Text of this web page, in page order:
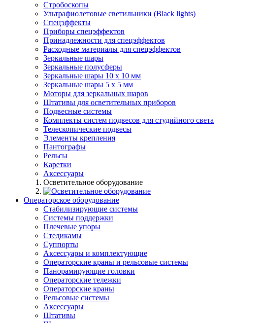
Стробоскопы
Ультрафиолетовые светильники (Black lights)
Спецэффекты
Приборы спецэффектов
Принадлежности для спецэффектов
Расходные материалы для спецэффектов
Зеркальные шары
Зеркальные полусферы
Зеркальные шары 10 х 10 мм
Зеркальные шары 5 х 5 мм
Моторы для зеркальных шаров
Штативы для осветительных приборов
Подвесные системы
Комплекты систем подвесов для студийного света
Телескопические подвесы
Элементы крепления
Пантографы
Рельсы
Каретки
Аксессуары
Осветительное оборудование
Операторское оборудование
Стабилизирующие системы
Системы поддержки
Плечевые упоры
Стедикамы
Суппорты
Аксессуары и комплектующие
Операторские краны и рельсовые системы
Панорамирующие головки
Операторские тележки
Операторские краны
Рельсовые системы
Аксессуары
Штативы